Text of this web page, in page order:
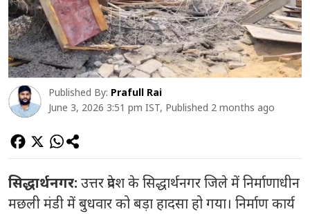
Published By: Prafull Rai
June 3, 2026 3:51 pm IST, Published 2 months ago
सिद्धार्थनगर: उत्तर प्रदेश के सिद्धार्थनगर जिले में निर्माणाधीन
मछली मंडी में बुधवार को बड़ा हादसा हो गया। निर्माण कार्य